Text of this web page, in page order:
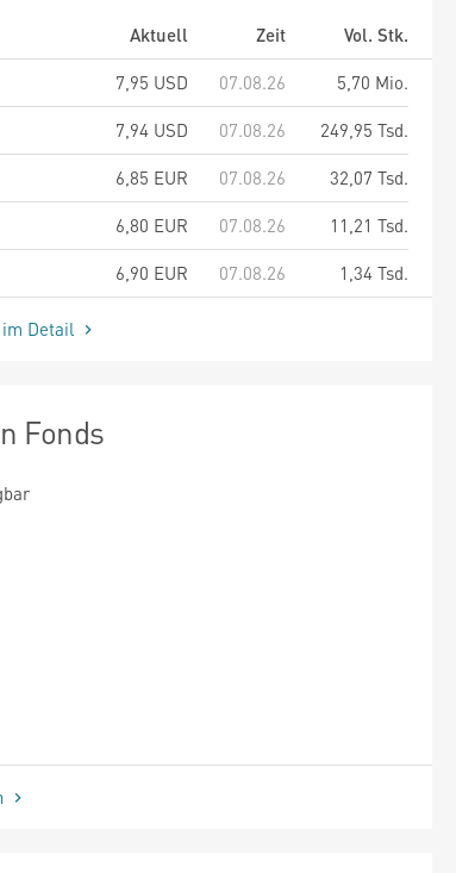
Aktuell Zeit
Vol. Stk.
7,95 USD 07.08.26
5,70 Mio.
7,94 USD 07.08.26
249,95 Tsd.
6,85 EUR 07.08.26
32,07 Tsd.
6,80 EUR 07.08.26
11,21 Tsd.
6,90 EUR 07.08.26 1,34 Tsd.
Detail
Fonds